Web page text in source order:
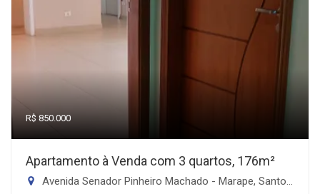
R$ 850.000
Apartamento à Venda com 3 quartos, 176m²
Avenida Senador Pinheiro Machado - Marape, Santos-SP